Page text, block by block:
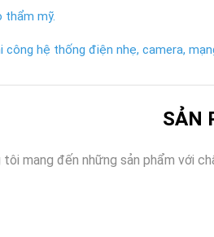
thẩm mỹ.
công hệ thống điện nhẹ, camera,
SẢN
tôi mang đến những sản phẩm với